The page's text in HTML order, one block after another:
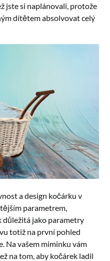
jste si naplánovali, protože
dítětem absolvovat celý
a design kočárku v
parametrem,
jako parametry
totiž na první pohled
Na vašem miminku vám
na tom, aby kočárek ladil